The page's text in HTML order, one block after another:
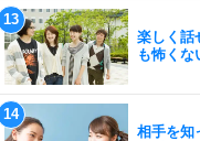
楽しく話
も怖くな
相手を知